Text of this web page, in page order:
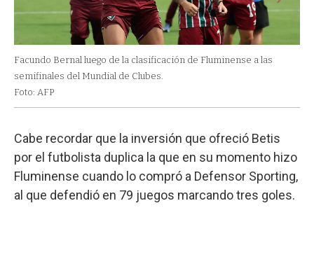
Facundo Bernal luego de la clasificación de Fluminense a las
semifinales del Mundial de Clubes.
Foto: AFP
Cabe recordar que la inversión que ofreció Betis
por el futbolista duplica la que en su momento hizo
Fluminense cuando lo compró a Defensor Sporting,
al que defendió en 79 juegos marcando tres goles.